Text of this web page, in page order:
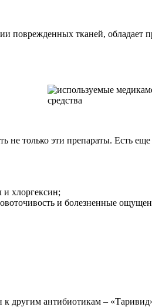
поврежденных тканей,
не только эти препараты. Есть
и хлоргексин;
и болезненные
к другим антибиотикам –